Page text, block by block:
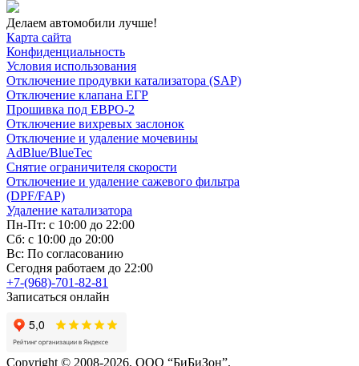
Делаем автомобили лучше!
Карта сайта
Конфиденциальность
Условия использования
Отключение продувки катализатора (SAP)
Отключение клапана ЕГР
Прошивка под ЕВРО-2
Отключение вихревых заслонок
Отключение и удаление мочевины
AdBlue/BlueTec
Снятие ограничителя скорости
Отключение и удаление сажевого фильтра
(DPF/FAP)
Удаление катализатора
Пн-Пт: с 10:00 до 22:00
Сб: с 10:00 до 20:00
Вс: По согласованию
Сегодня работаем до 22:00
+7-(968)-701-82-81
Записаться онлайн
Copyright © 2008-2026, ООО “БиБиЗон”.